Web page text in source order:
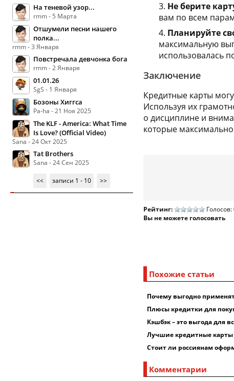
На теневой узор...
rmm - 5 Марта
Отшумели песни нашего
полка...
rmm - 3 Января
Повстречала девчонка бога
rmm - 2 Января
01.01.26
SgS - 1 Января
Бозоны Хиггса
Pa-ha - 21 Ноя 2025
The KLF - America: What Time
Is Love? (Official Video)
Sana - 24 Окт 2025
Tat Brothers
Sana - 24 Сен 2025
<< записи 1 - 10 >>
Не берите
вам по всем
Планируйте
максимальную
использовалась
Заключение
Кредитные карты
Используя их
о дисциплине и
которые
Рейтинг:
Голосов:
Вы не можете голосовать
Похожие статьи
Почему выгодно
Плюсы кредитки для
Кэшбэк – это выгода для
Лучшие кредитные
Стоит ли россиянам
Комментарии